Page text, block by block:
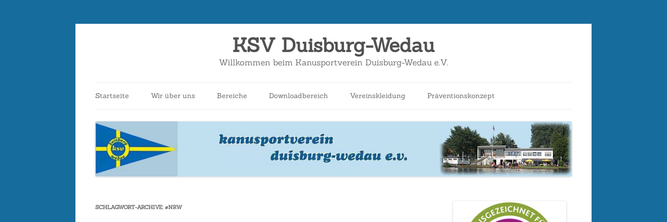
KSV Duisburg-Wedau
Willkommen beim Kanusportverein Duisburg-Wedau e.V.
Inhalt
springen
Startseite Wir über uns
Ansprechpartner*innen
Vereinsbeitritt
Bereiche
Schüler*innen
Breitensport
Downloadbereich Vereinskleidung Präventionskonzept
SCHLAGWORT-ARCHIVE: #NRW